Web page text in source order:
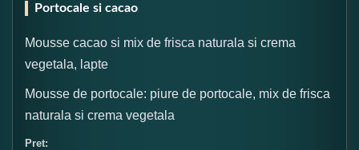
Portocale si cacao
Mousse cacao si mix de frisca naturala si crema
vegetala, lapte
Mousse de portocale: piure de portocale, mix de frisca
naturala si crema vegetala
Pret: